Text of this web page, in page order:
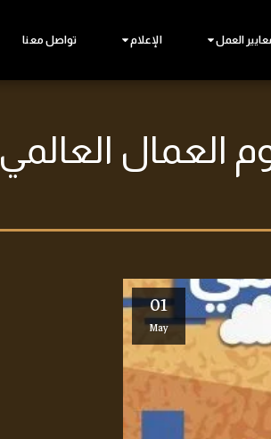
العمل الإعلام تواصل معنا
العمال العالمي
01
May